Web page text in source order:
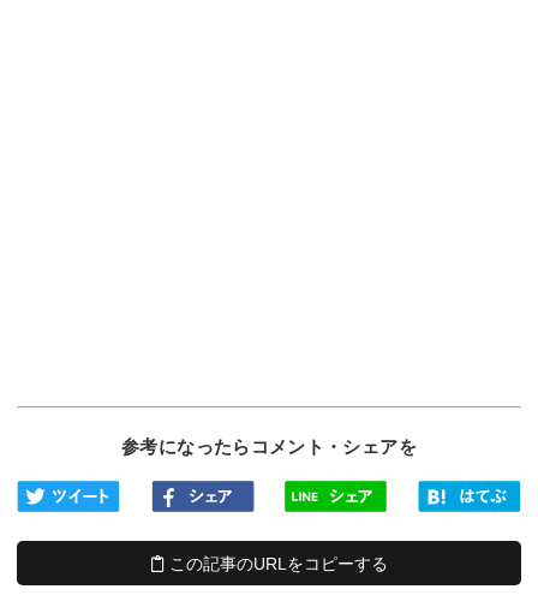
参考になったらコメント・シェアを
この記事のURLをコピーする